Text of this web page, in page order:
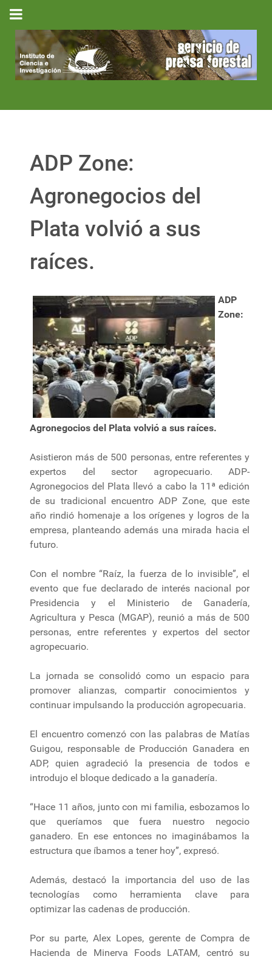
ADP Zone:
Agronegocios del
Plata volvió a sus
raíces.
ADP
Zone:
Agronegocios del Plata volvió a sus raíces.
Asistieron más de 500 personas, entre referentes y
expertos del sector agropecuario. ADP-
Agronegocios del Plata llevó a cabo la 11ª edición
de su tradicional encuentro ADP Zone, que este
año rindió homenaje a los orígenes y logros de la
empresa, planteando además una mirada hacia el
futuro.
Con el nombre “Raíz, la fuerza de lo invisible”, el
evento que fue declarado de interés nacional por
Presidencia y el Ministerio de Ganadería,
Agricultura y Pesca (MGAP), reunió a más de 500
personas, entre referentes y expertos del sector
agropecuario.
La jornada se consolidó como un espacio para
promover alianzas, compartir conocimientos y
continuar impulsando la producción agropecuaria.
El encuentro comenzó con las palabras de Matías
Guigou, responsable de Producción Ganadera en
ADP, quien agradeció la presencia de todos e
introdujo el bloque dedicado a la ganadería.
“Hace 11 años, junto con mi familia, esbozamos lo
que queríamos que fuera nuestro negocio
ganadero. En ese entonces no imaginábamos la
estructura que íbamos a tener hoy”, expresó.
Además, destacó la importancia del uso de las
tecnologías como herramienta clave para
optimizar las cadenas de producción.
Por su parte, Alex Lopes, gerente de Compra de
Hacienda de Minerva Foods LATAM, centró su